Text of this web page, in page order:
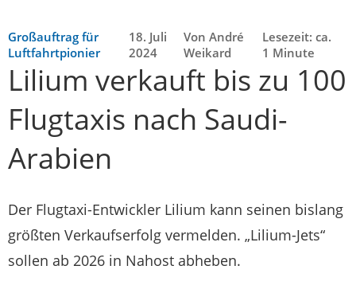
Großauftrag für
Luftfahrtpionier
18. Juli
2024
Von André
Weikard
Lesezeit: ca.
1 Minute
Lilium verkauft bis zu 100
Flugtaxis nach Saudi-
Arabien
Der Flugtaxi-Entwickler Lilium kann seinen bislang
größten Verkaufserfolg vermelden. „Lilium-Jets“
sollen ab 2026 in Nahost abheben.